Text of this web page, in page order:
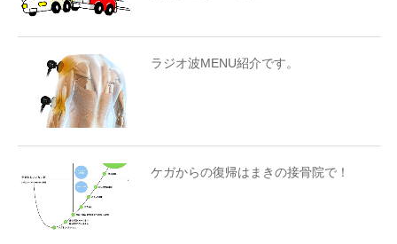
ラジオ波MENU紹介です。
ケガからの復帰はまきの接骨院で！